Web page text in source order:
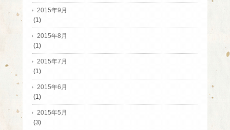
2015年9月
(1)
2015年8月
(1)
2015年7月
(1)
2015年6月
(1)
2015年5月
(3)